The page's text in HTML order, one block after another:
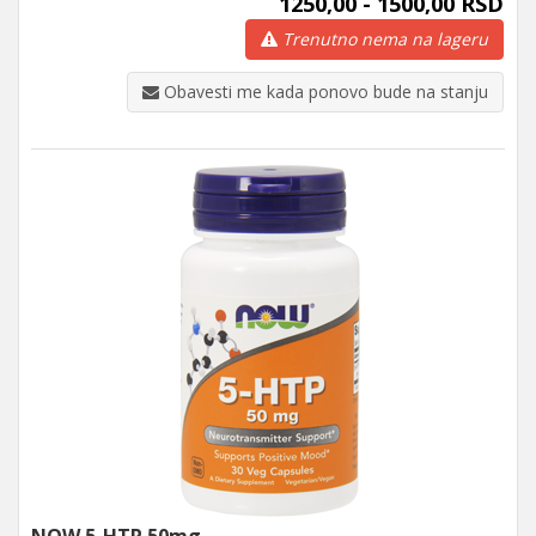
Trenutno nema na lageru
Obavesti me kada ponovo bude na stanju